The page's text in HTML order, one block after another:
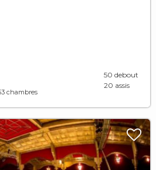
chambres
50 debout
20 assis